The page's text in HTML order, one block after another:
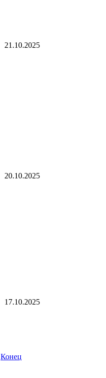
21.10.2025
20.10.2025
17.10.2025
Конец